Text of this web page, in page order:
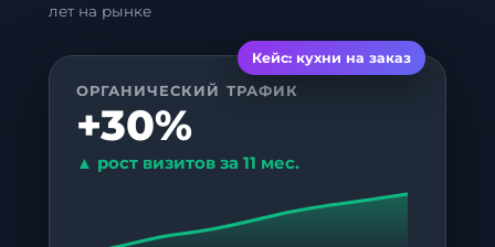
лет на рынке
Кейс: кухни на заказ
ОРГАНИЧЕСКИЙ ТРАФИК
+30%
▲ рост визитов за 11 мес.